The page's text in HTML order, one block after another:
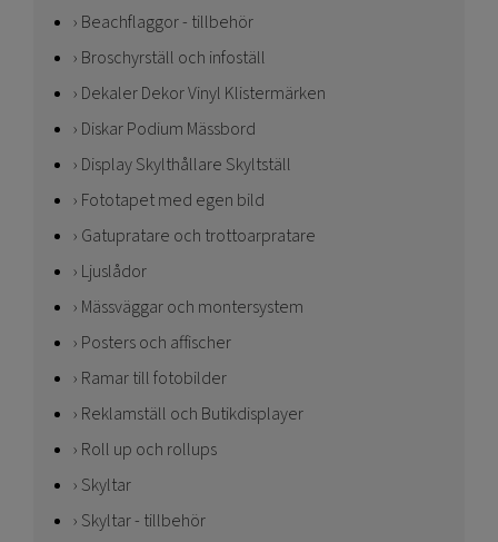
Beachflaggor - tillbehör
Broschyrställ och infoställ
Dekaler Dekor Vinyl Klistermärken
Diskar Podium Mässbord
Display Skylthållare Skyltställ
Fototapet med egen bild
Gatupratare och trottoarpratare
Ljuslådor
Mässväggar och montersystem
Posters och affischer
Ramar till fotobilder
Reklamställ och Butikdisplayer
Roll up och rollups
Skyltar
Skyltar - tillbehör